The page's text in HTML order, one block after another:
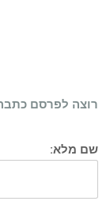
רוצה לפרסם
שם מלא: